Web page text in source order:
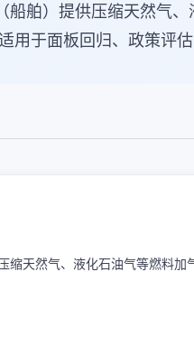
船舶）提供压缩天然气
用于面板回归、政策评估
缩天然气、液化石油气等燃料加